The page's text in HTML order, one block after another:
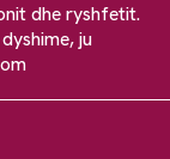
dhe ryshfetit.
ju